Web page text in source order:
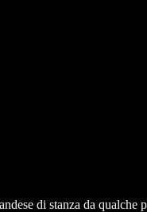
di stanza da qualche